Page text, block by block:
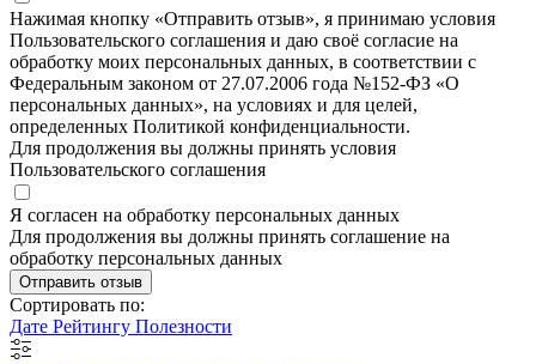
Нажимая кнопку «Отправить отзыв», я принимаю условия
Пользовательского соглашения и даю своё согласие на
обработку моих персональных данных, в соответствии с
Федеральным законом от 27.07.2006 года №152-ФЗ «О
персональных данных», на условиях и для целей,
определенных Политикой конфиденциальности.
Для продолжения вы должны принять условия
Пользовательского соглашения
Я согласен на обработку персональных данных
Для продолжения вы должны принять соглашение на
обработку персональных данных
Отправить отзыв
Сортировать по:
Дате Рейтингу Полезности